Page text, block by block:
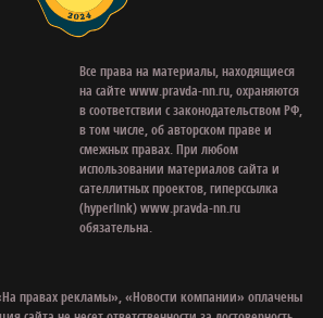
Все права на материалы, находящиеся
на сайте www.pravda-nn.ru, охраняются
в соответствии с законодательством РФ,
в том числе, об авторском праве и
смежных правах. При любом
использовании материалов сайта и
сателлитных проектов, гиперссылка
(hyperlink) www.pravda-nn.ru
обязательна.
правах рекламы», «Новости компании» оплачены